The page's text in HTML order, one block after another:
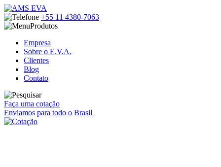
+55 11 4380-7063
Produtos
Empresa
Sobre o E.V.A.
Clientes
Blog
Contato
Faça uma cotação
Enviamos para todo o Brasil